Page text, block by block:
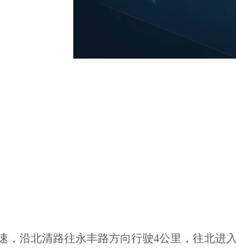
沿北清路往永丰路方向行驶4公里，往北进入